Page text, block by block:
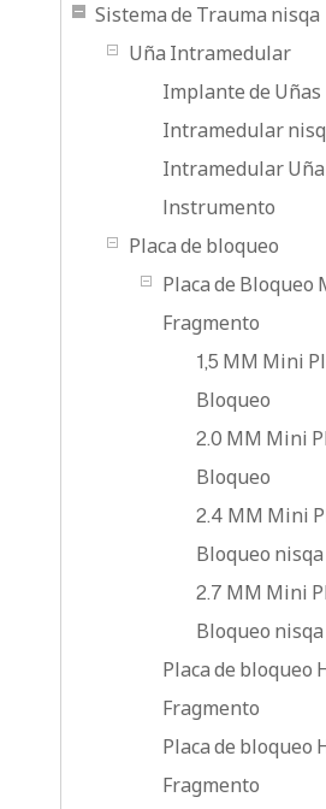
Sistema de Trauma nisqa
Uña Intramedular
Implante de Uñas
Intramedular
Intramedular Uña
lnstrumento
Placa de bloqueo
Placa de Bloqueo
Fragmento
1,5 MM Mini
Bloqueo
2.0 MM Mini
Bloqueo
2.4 MM Mini
Bloqueo nisqa
2.7 MM Mini
Bloqueo nisqa
Placa de bloqueo
Fragmento
Placa de bloqueo
Fragmento